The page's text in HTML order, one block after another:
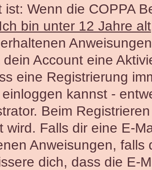
ist: Wenn die COPPA
Ich bin unter 12 Jahre alt
dein Account eine
eine Registrierung
kannst -
Beim
wird. Falls dir eine E-
Anweisungen,
dich, dass die E-